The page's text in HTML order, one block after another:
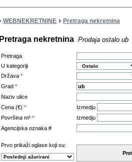
WEBNEKRETNINE Pretraga nekretnina
Pretraga nekretnina Prodaja ostalo ub
Pretraga
U kategoriji
Država *
Grad *
Naziv ulice
Cena (€) *
Izmedju
Površina m² *
Izmedju
Agencijska oznaka #
Prvo prikaži oglase koji su: